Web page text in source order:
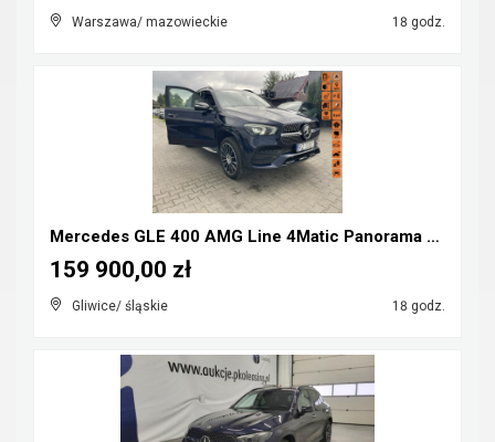
Warszawa/ mazowieckie 18 godz.
Mercedes GLE 400 AMG Line 4Matic Panorama Pneumaty...
Gliwice/ śląskie 18 godz.
159 900,00 zł